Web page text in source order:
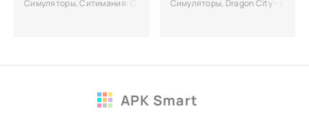
Симуляторы, Ситимания: Строим Город – вас приветствует лучший
Симуляторы, Dragon City –
APK Smart